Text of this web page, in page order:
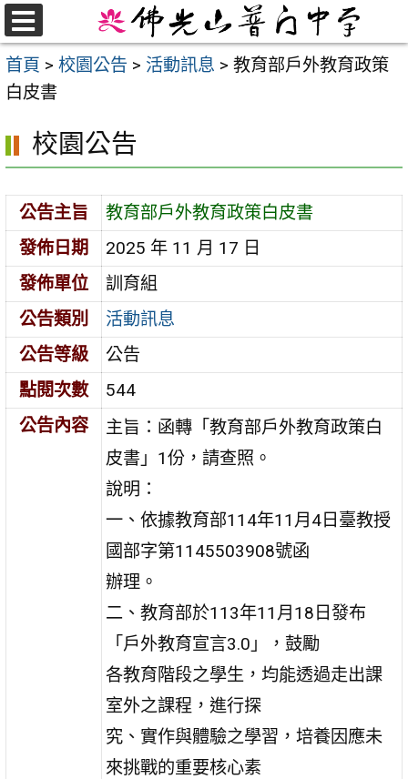
跳
至
主
要
首頁 > 校園公告 > 活動訊息 > 教育部戶外教育政策
白皮書
校園公告
公告主旨
教育部戶外教育政策白皮書
發佈日期
2025 年 11 月 17 日
發佈單位
訓育組
公告類別
活動訊息
公告等級
公告
點閱次數
544
公告內容
主旨：函轉「教育部戶外教育政策白
皮書」1份，請查照。
說明：
一、依據教育部114年11月4日臺教授
國部字第1145503908號函
辦理。
二、教育部於113年11月18日發布
「戶外教育宣言3.0」，鼓勵
各教育階段之學生，均能透過走出課
室外之課程，進行探
究、實作與體驗之學習，培養因應未
來挑戰的重要核心素
選
單